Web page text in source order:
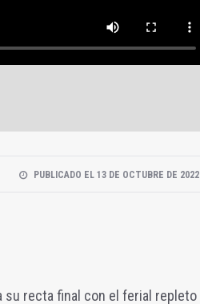
PUBLICADO EL 13 DE OCTUBRE DE 2022
su recta final con el ferial repleto